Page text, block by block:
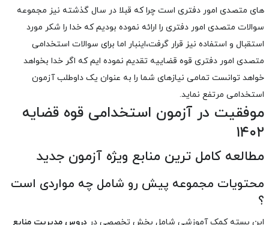
های متصدی امور دفتری است چرا که قبلا در سال گذشته نیز مجموعه
سوالات متصدی امور دفتری را ارائه نموده بودیم که خدا را شکر مورد
استقبال و استفاده نیز قرار گرفت،اینبار اما برای سوالات استخدامی
متصدی امور دفتری قوه قضاییه تقدیم نموده ایم که اگر خدا بخواهد
خواهد توانست تمامی نیازهای شما را به عنوان یک داوطلب آزمون
استخدامی مرتفع نماید.
موفقیت در آزمون استخدامی قوه قضایه
۱۴۰۲
مطالعه کامل ترین منابع ویژه آزمون جدید
محتویات مجموعه پیش رو شامل چه مواردی است
؟
این بسته کمک آموزشی شامل بخش تخصصی در دروس مدیریت منابع